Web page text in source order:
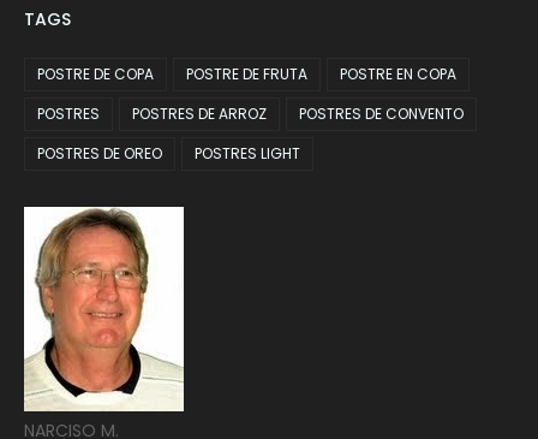
TAGS
POSTRE DE COPA POSTRE DE FRUTA
POSTRE EN COPA
POSTRES
POSTRES DE ARROZ
POSTRES DE CONVENTO
POSTRES DE OREO
POSTRES LIGHT
NARCISO M.